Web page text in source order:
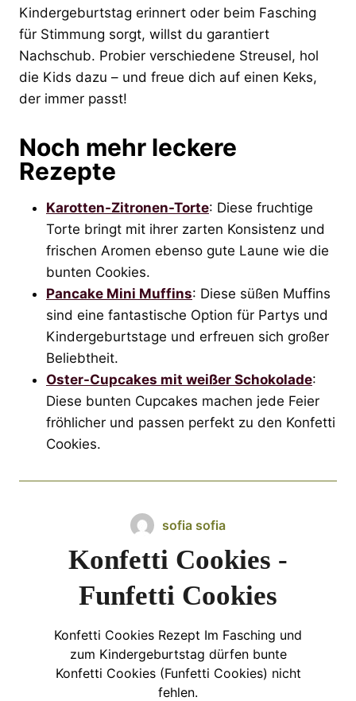
Kindergeburtstag erinnert oder beim Fasching
für Stimmung sorgt, willst du garantiert
Nachschub. Probier verschiedene Streusel, hol
die Kids dazu – und freue dich auf einen Keks,
der immer passt!
Noch mehr leckere
Rezepte
Karotten-Zitronen-Torte: Diese fruchtige
Torte bringt mit ihrer zarten Konsistenz und
frischen Aromen ebenso gute Laune wie die
bunten Cookies.
Pancake Mini Muffins: Diese süßen Muffins
sind eine fantastische Option für Partys und
Kindergeburtstage und erfreuen sich großer
Beliebtheit.
Oster-Cupcakes mit weißer Schokolade:
Diese bunten Cupcakes machen jede Feier
fröhlicher und passen perfekt zu den Konfetti
Cookies.
sofia sofia
Konfetti Cookies -
Funfetti Cookies
Konfetti Cookies Rezept Im Fasching und
zum Kindergeburtstag dürfen bunte
Konfetti Cookies (Funfetti Cookies) nicht
fehlen.